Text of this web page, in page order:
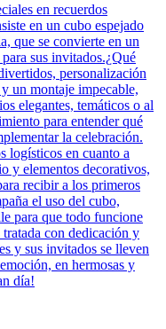
en recuerdos
en un cubo espejado
que se convierte en un
sus invitados.¿Qué
personalización
un montaje impecable,
elegantes, temáticos o al
para entender qué
la celebración.
logísticos en cuanto a
y elementos decorativos,
recibir a los primeros
el uso del cubo,
para que todo funcione
con dedicación y
y sus invitados se lleven
en hermosas y
día!